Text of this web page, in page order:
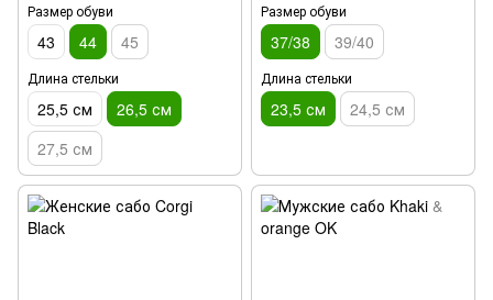
Размер обуви
43 44 45
Длина стельки
25,5 см
26,5 см
27,5 см
Размер обуви
37/38 39/40
Длина стельки
23,5 см 24,5 см